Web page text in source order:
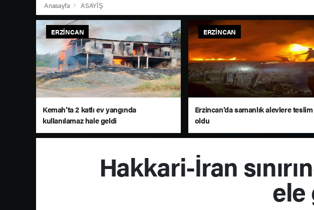
Anasayfa ASAYİŞ
ERZINCAN
Kemah’ta 2 katlı ev yangında
kullanılamaz hale geldi
ERZINCAN
Erzincan’da samanlık alevlere teslim
oldu
Hakkari-İran